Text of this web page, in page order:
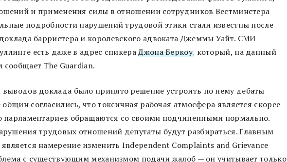
и применения силы в отношении сотрудников Вестминстера
подробности нарушений трудовой этики стали известны после
барристера и королевского адвоката Джеммы Уайт. СМИ
есть даже в адрес спикераДжона Беркоу, который, на данный
The Guardian.
доклада было принято решение устроить по нему дебаты
согласились, что токсичная рабочая атмосфера является скорее
обращаются со своими подчиненными нормально.
трудовых отношений депутаты будут разбираться. Главным
намерение изменить Independent Complaints and Grievance
с существующим механизмом подачи жалоб — он учитывает только